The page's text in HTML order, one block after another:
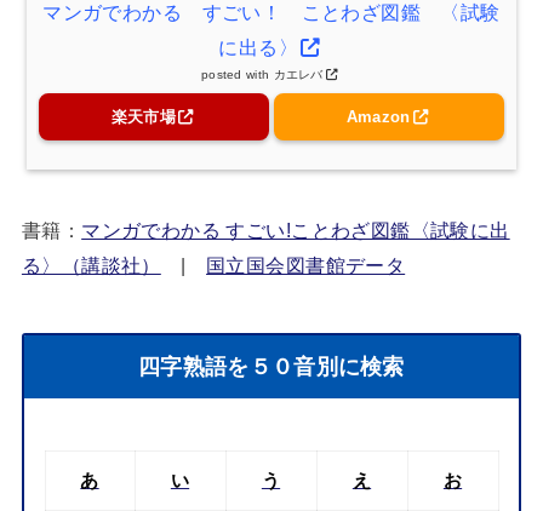
マンガでわかる すごい！ ことわざ図鑑 〈試験
に出る〉
posted with カエレバ
楽天市場 Amazon
書籍： マンガでわかる すごい!ことわざ図鑑〈試験に出
る〉（講談社）
| 国立国会図書館データ
四字熟語を５０音別に検索
あ い う え お